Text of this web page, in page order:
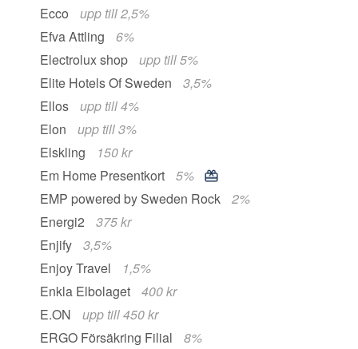
Ecco
upp till 2,5%
Efva Attling
6%
Electrolux shop
upp till 5%
Elite Hotels Of Sweden
3,5%
Ellos
upp till 4%
Elon
upp till 3%
Elskling
150 kr
Em Home Presentkort
5%
EMP powered by Sweden Rock
2%
Energi2
375 kr
Enjify
3,5%
Enjoy Travel
1,5%
Enkla Elbolaget
400 kr
E.ON
upp till 450 kr
ERGO Försäkring Filial
8%